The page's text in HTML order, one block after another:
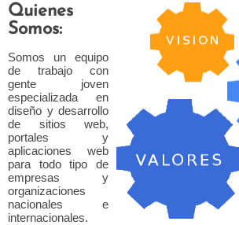
diseño web
Diseño web
Páginas web
Diseño Responsive
Posicionamiento Organico
aplicaciones web
Aplicaciones CRMs
Quienes
Somos:
Somos un equipo
de trabajo con
gente joven
especializada en
diseño y desarrollo
de sitios web,
portales y
aplicaciones web
para todo tipo de
empresas y
organizaciones
nacionales e
internacionales.